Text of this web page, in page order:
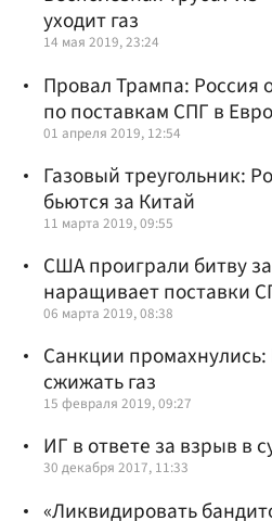
уходит газ
14 мая 2019, 23:24
Провал Трампа:
по поставкам СПГ в
01 апреля 2019, 12:54
Газовый треугольник:
бьются за Китай
11 марта 2019, 09:55
США проиграли битву
наращивает поставки
06 марта 2019, 08:38
Санкции
сжижать газ
15 февраля 2019, 09:27
ИГ в ответе за взрыв в
30 декабря 2017, 11:33
«Ликвидировать